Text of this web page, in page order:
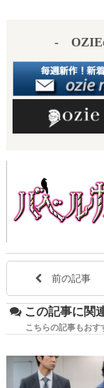
- OZIE
前の記事
この記事に関
こちらの記事もおす